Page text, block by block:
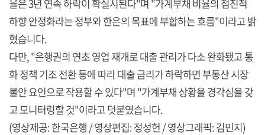
율은 3년 연속 하락이 확실시된다"며 "가계부채 비율의 점진적
하향 안정화라는 정부와 한은의 목표에 부합하는 흐름"이라고 밝
혔습니다.
다만, "은행권의 연초 영업 재개로 대출 관리가 다소 완화됐고 통
화 정책 기조 전환 등에 따라 대출 금리가 하락하면 부동산 시장
불안 요인으로 작용할 수 있다"며 "가계부채 상황을 경각심을 갖
고 모니터링할 것"이라고 덧붙였습니다.
(영상제공: 한국은행 / 영상편집: 정성헌 / 영상그래픽: 김민지)